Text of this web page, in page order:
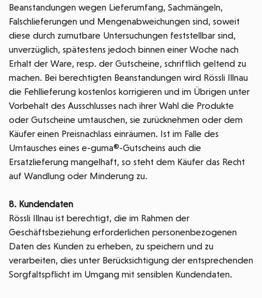
Beanstandungen wegen Lieferumfang, Sachmängeln,
Falschlieferungen und Mengenabweichungen sind, soweit
diese durch zumutbare Untersuchungen feststellbar sind,
unverzüglich, spätestens jedoch binnen einer Woche nach
Erhalt der Ware, resp. der Gutscheine, schriftlich geltend zu
machen. Bei berechtigten Beanstandungen wird Rössli Illnau
die Fehllieferung kostenlos korrigieren und im Übrigen unter
Vorbehalt des Ausschlusses nach ihrer Wahl die Produkte
oder Gutscheine umtauschen, sie zurücknehmen oder dem
Käufer einen Preisnachlass einräumen. Ist im Falle des
Umtausches eines e-guma®-Gutscheins auch die
Ersatzlieferung mangelhaft, so steht dem Käufer das Recht
auf Wandlung oder Minderung zu.
8. Kundendaten
Rössli Illnau ist berechtigt, die im Rahmen der
Geschäftsbeziehung erforderlichen personenbezogenen
Daten des Kunden zu erheben, zu speichern und zu
verarbeiten, dies unter Berücksichtigung der entsprechenden
Sorgfaltspflicht im Umgang mit sensiblen Kundendaten.